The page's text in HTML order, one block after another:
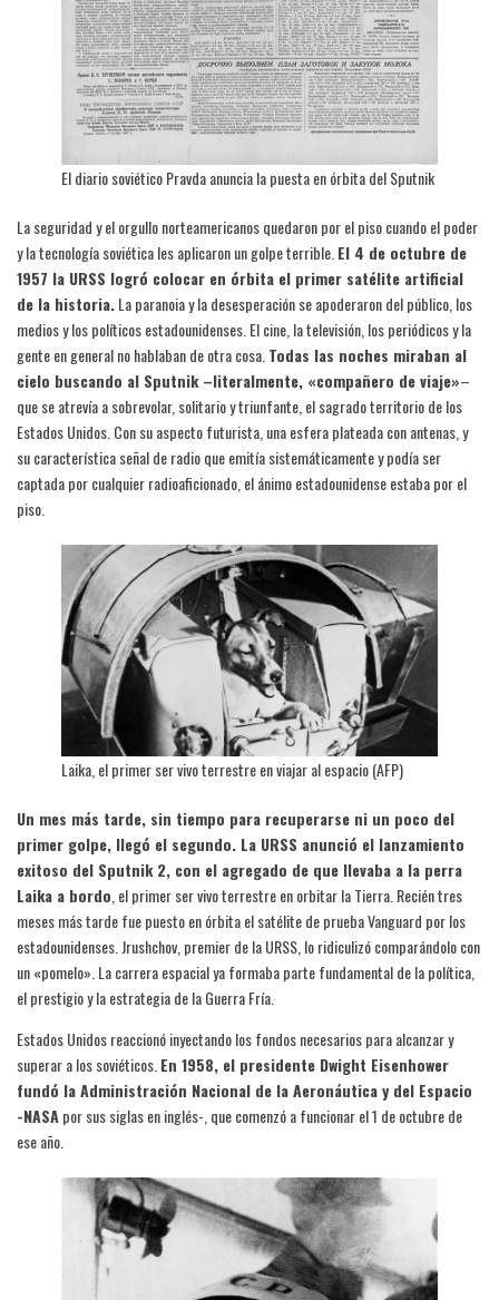
El diario soviético Pravda anuncia la puesta en órbita del Sputnik
La seguridad y el orgullo norteamericanos quedaron por el piso cuando el poder
y la tecnología soviética les aplicaron un golpe terrible. El 4 de octubre de
1957 la URSS logró colocar en órbita el primer satélite artificial
de la historia.La paranoia y la desesperación se apoderaron del público, los
medios y los políticos estadounidenses. El cine, la televisión, los periódicos y la
gente en general no hablaban de otra cosa. Todas las noches miraban al
cielo buscando al Sputnik –literalmente, «compañero de viaje»–
que se atrevía a sobrevolar, solitario y triunfante, el sagrado territorio de los
Estados Unidos. Con su aspecto futurista, una esfera plateada con antenas, y
su característica señal de radio que emitía sistemáticamente y podía ser
captada por cualquier radioaficionado, el ánimo estadounidense estaba por el
piso.
Laika, el primer ser vivo terrestre en viajar al espacio (AFP)
Un mes más tarde, sin tiempo para recuperarse ni un poco del
primer golpe, llegó el segundo. La URSS anunció el lanzamiento
exitoso del Sputnik 2, con el agregado de que llevaba a la perra
Laika a bordo , el primer ser vivo terrestre en orbitar la Tierra. Recién tres
meses más tarde fue puesto en órbita el satélite de prueba Vanguard por los
estadounidenses. Jrushchov, premier de la URSS, lo ridiculizó comparándolo con
un «pomelo». La carrera espacial ya formaba parte fundamental de la política,
el prestigio y la estrategia de la Guerra Fría.
Estados Unidos reaccionó inyectando los fondos necesarios para alcanzar y
superar a los soviéticos. En 1958, el presidente Dwight Eisenhower
fundó la Administración Nacional de la Aeronáutica y del Espacio
-NASA por sus siglas en inglés-, que comenzó a funcionar el 1 de octubre de
ese año.